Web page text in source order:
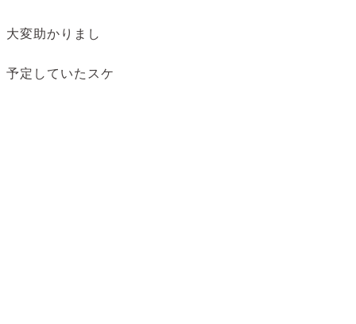
変助かりまし
予定していたスケ